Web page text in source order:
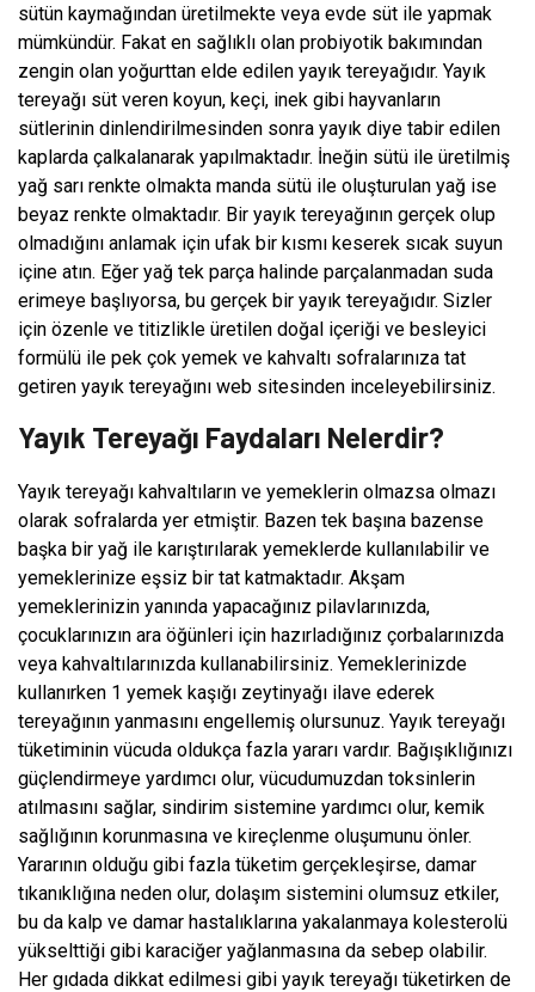
sütün kaymağından üretilmekte veya evde süt ile yapmak
mümkündür. Fakat en sağlıklı olan probiyotik bakımından
zengin olan yoğurttan elde edilen yayık tereyağıdır. Yayık
tereyağı süt veren koyun, keçi, inek gibi hayvanların
sütlerinin dinlendirilmesinden sonra yayık diye tabir edilen
kaplarda çalkalanarak yapılmaktadır. İneğin sütü ile üretilmiş
yağ sarı renkte olmakta manda sütü ile oluşturulan yağ ise
beyaz renkte olmaktadır. Bir yayık tereyağının gerçek olup
olmadığını anlamak için ufak bir kısmı keserek sıcak suyun
içine atın. Eğer yağ tek parça halinde parçalanmadan suda
erimeye başlıyorsa, bu gerçek bir yayık tereyağıdır. Sizler
için özenle ve titizlikle üretilen doğal içeriği ve besleyici
formülü ile pek çok yemek ve kahvaltı sofralarınıza tat
getiren yayık tereyağını web sitesinden inceleyebilirsiniz.
Yayık Tereyağı Faydaları Nelerdir?
Yayık tereyağı kahvaltıların ve yemeklerin olmazsa olmazı
olarak sofralarda yer etmiştir. Bazen tek başına bazense
başka bir yağ ile karıştırılarak yemeklerde kullanılabilir ve
yemeklerinize eşsiz bir tat katmaktadır. Akşam
yemeklerinizin yanında yapacağınız pilavlarınızda,
çocuklarınızın ara öğünleri için hazırladığınız çorbalarınızda
veya kahvaltılarınızda kullanabilirsiniz. Yemeklerinizde
kullanırken 1 yemek kaşığı zeytinyağı ilave ederek
tereyağının yanmasını engellemiş olursunuz. Yayık tereyağı
tüketiminin vücuda oldukça fazla yararı vardır. Bağışıklığınızı
güçlendirmeye yardımcı olur, vücudumuzdan toksinlerin
atılmasını sağlar, sindirim sistemine yardımcı olur, kemik
sağlığının korunmasına ve kireçlenme oluşumunu önler.
Yararının olduğu gibi fazla tüketim gerçekleşirse, damar
tıkanıklığına neden olur, dolaşım sistemini olumsuz etkiler,
bu da kalp ve damar hastalıklarına yakalanmaya kolesterolü
yükselttiği gibi karaciğer yağlanmasına da sebep olabilir.
Her gıdada dikkat edilmesi gibi yayık tereyağı tüketirken de